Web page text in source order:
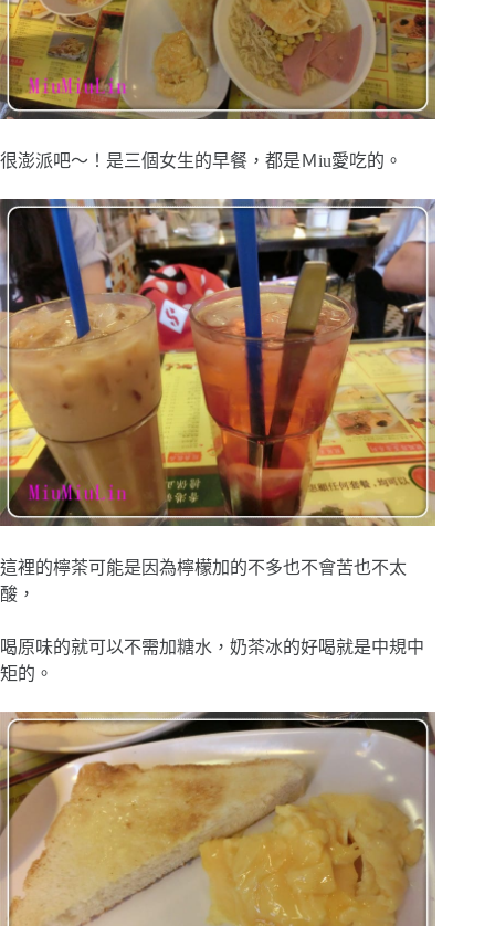
很澎派吧～！是三個女生的早餐，都是Ｍiu愛吃的。
這裡的檸茶可能是因為檸檬加的不多也不會苦也不太
酸，
喝原味的就可以不需加糖水，奶茶冰的好喝就是中規中
矩的。